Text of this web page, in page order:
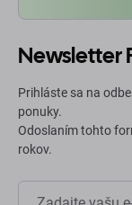
Newsletter
Prihláste sa na
ponuky.
Odoslaním tohto
rokov.